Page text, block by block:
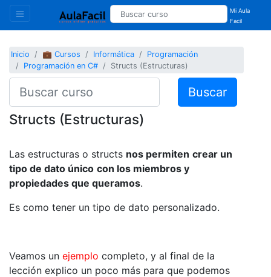
Mi Aula
Facil
Inicio 💼 Cursos Informática
Programación
Programación en C#
Structs (Estructuras)
Buscar
Structs (Estructuras)
Las estructuras o structs nos permiten crear un
tipo de dato único con los miembros y
propiedades que queramos.
Es como tener un tipo de dato personalizado.
Veamos un ejemplo completo, y al final de la
lección explico un poco más para que podemos